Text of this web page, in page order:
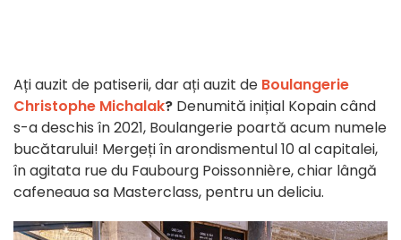
Ați auzit de patiserii, dar ați auzit de Boulangerie
Christophe Michalak? Denumită inițial Kopain când
s-a deschis în 2021, Boulangerie poartă acum numele
bucătarului! Mergeți în arondismentul 10 al capitalei,
în agitata rue du Faubourg Poissonnière, chiar lângă
cafeneaua sa Masterclass, pentru un deliciu.